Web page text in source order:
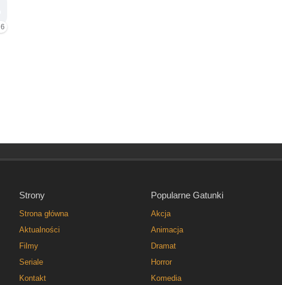
6
Strony
Strona główna
Aktualności
Filmy
Seriale
Kontakt
Popularne Gatunki
Akcja
Animacja
Dramat
Horror
Komedia